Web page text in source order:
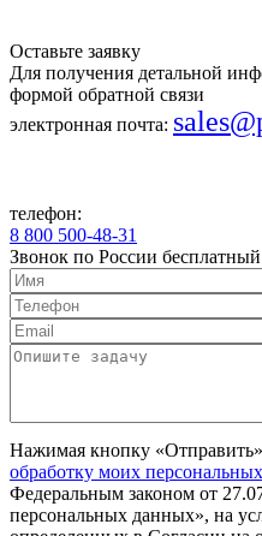
Оставьте заявку
Для получения детальной
формой обратной связи
электронная почта:
телефон:
8 800 500-48-31
Звонок по России бесплатный
Нажимая кнопку
обработку моих
Федеральным законом от
персональных данных», на